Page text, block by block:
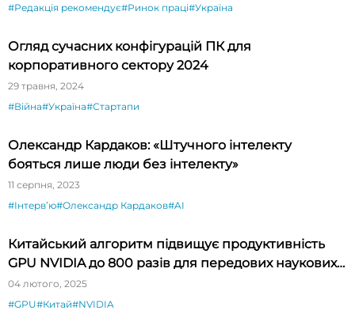
#Редакція рекомендує#Ринок праці#Україна
Огляд сучасних конфігурацій ПК для
корпоративного сектору 2024
29 травня, 2024
#Війна#Україна#Стартапи
Олександр Кардаков: «Штучного інтелекту
бояться лише люди без інтелекту»
11 серпня, 2023
#Інтервʼю#Олександр Кардаков#AI
Китайський алгоритм підвищує продуктивність
GPU NVIDIA до 800 разів для передових наукових
програм
04 лютого, 2025
#GPU#Китай#NVIDIA